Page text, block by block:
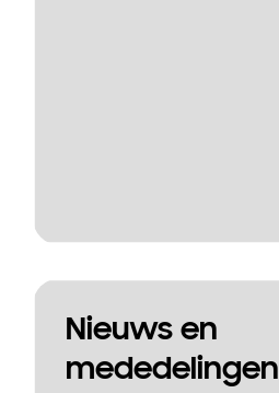
Nieuws en
mededelingen